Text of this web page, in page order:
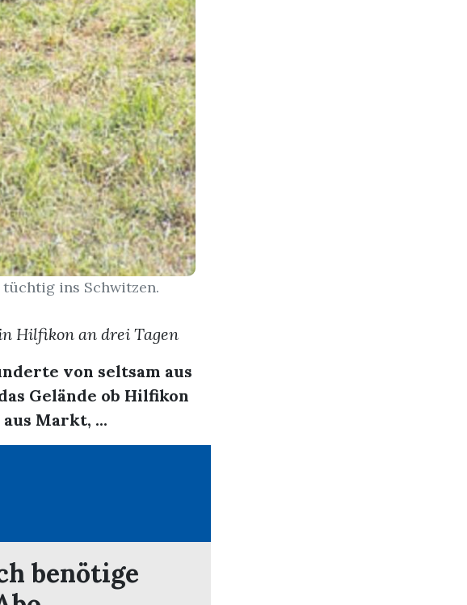
ins Schwitzen.
Hilfikon an drei Tagen
von seltsam aus
Gelände ob Hilfikon
Markt, ...
benötige